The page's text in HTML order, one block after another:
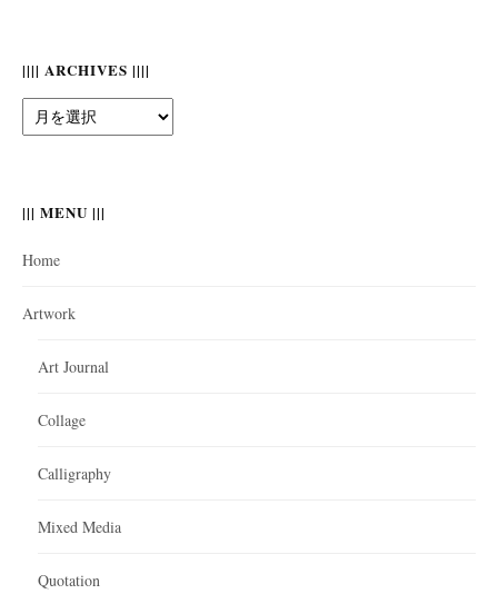
|||| ARCHIVES ||||
Archives
||| MENU |||
Home
Artwork
Art Journal
Collage
Calligraphy
Mixed Media
Quotation